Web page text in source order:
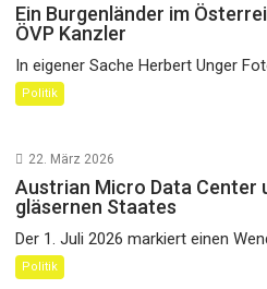
Ein Burgenländer im
ÖVP Kanzler
In eigener Sache Herbert Unger
Politik
22. März 2026
Austrian Micro Data Center
gläsernen Staates
Der 1. Juli 2026 markiert einen
Politik